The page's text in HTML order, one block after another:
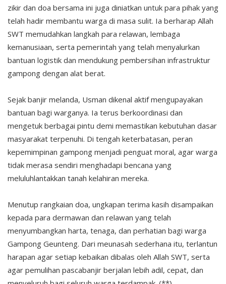
zikir dan doa bersama ini juga diniatkan untuk para pihak yang
telah hadir membantu warga di masa sulit. Ia berharap Allah
SWT memudahkan langkah para relawan, lembaga
kemanusiaan, serta pemerintah yang telah menyalurkan
bantuan logistik dan mendukung pembersihan infrastruktur
gampong dengan alat berat.
Sejak banjir melanda, Usman dikenal aktif mengupayakan
bantuan bagi warganya. Ia terus berkoordinasi dan
mengetuk berbagai pintu demi memastikan kebutuhan dasar
masyarakat terpenuhi. Di tengah keterbatasan, peran
kepemimpinan gampong menjadi penguat moral, agar warga
tidak merasa sendiri menghadapi bencana yang
meluluhlantakkan tanah kelahiran mereka.
Menutup rangkaian doa, ungkapan terima kasih disampaikan
kepada para dermawan dan relawan yang telah
menyumbangkan harta, tenaga, dan perhatian bagi warga
Gampong Geunteng. Dari meunasah sederhana itu, terlantun
harapan agar setiap kebaikan dibalas oleh Allah SWT, serta
agar pemulihan pascabanjir berjalan lebih adil, cepat, dan